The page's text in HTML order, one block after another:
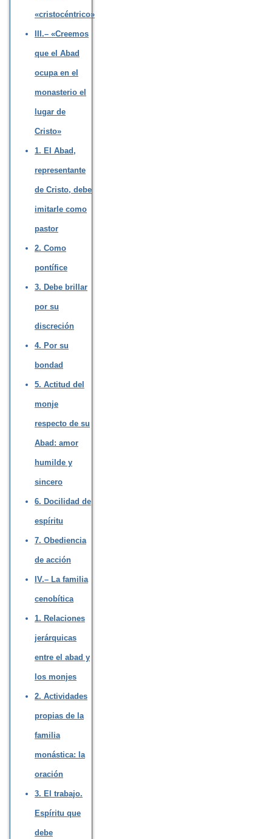
«cristocéntrico»
III.– «Creemos
que el Abad
ocupa en el
monasterio el
lugar de
Cristo»
1. El Abad,
representante
de Cristo, debe
imitarle como
pastor
2. Como
pontífice
3. Debe brillar
por su
discreción
4. Por su
bondad
5. Actitud del
monje
respecto de su
Abad: amor
humilde y
sincero
6. Docilidad de
espíritu
7. Obediencia
de acción
IV.– La familia
cenobítica
1. Relaciones
jerárquicas
entre el abad y
los monjes
2. Actividades
propias de la
familia
monástica: la
oración
3. El trabajo.
Espíritu que
debe